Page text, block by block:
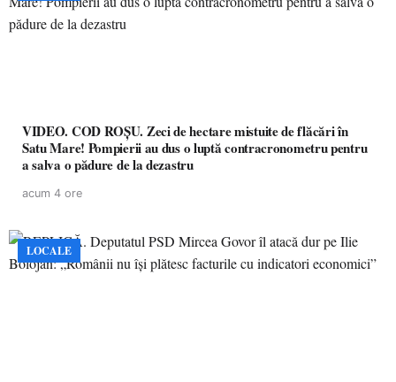
VIDEO. COD ROȘU. Zeci de hectare mistuite de flăcări în
Satu Mare! Pompierii au dus o luptă contracronometru pentru
a salva o pădure de la dezastru
acum 4 ore
LOCALE